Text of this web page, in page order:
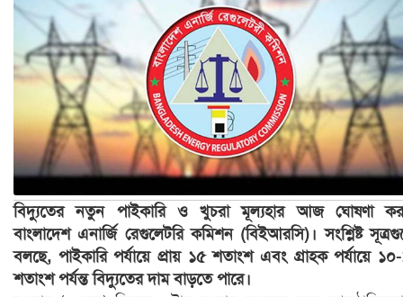
বিদ্যুতের নতুন পাইকারি ও খুচরা মূল্যহার আজ ঘোষণা
বাংলাদেশ এনার্জি রেগুলেটরি কমিশন (বিইআরসি)।সংশ্লিষ্ট
বলছে, পাইকারি পর্যায়ে প্রায় ১৫ শতাংশ এবং গ্রাহক পর্যায়ে
শতাংশ পর্যন্ত বিদ্যুতের দাম বাড়তে পারে।